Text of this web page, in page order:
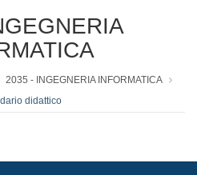
2035 - INGEGNERIA INFORMATICA
didattico